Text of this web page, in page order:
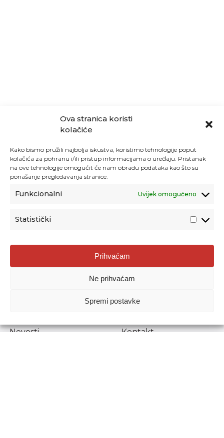
Ova stranica koristi
kolačiće
Kako bismo pružili najbolja iskustva, koristimo tehnologije poput
kolačića za pohranu i/ili pristup informacijama o uređaju. Pristanak
na ove tehnologije omogućit će nam obradu podataka kao što su
ponašanje pregledavanja stranice.
Funkcionalni Uvijek omogućeno
Statistički
Prihvaćam
Ne prihvaćam
Spremi postavke
Agencija za odgoj i obrazovanje
Donje Svetice 38, 10000 Zagreb
1778129
Prenošenje sadržaja dopušteno je uz navođenje izvora.
Novosti
Kontakt